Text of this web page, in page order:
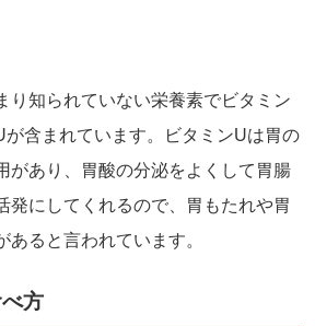
り知られていない栄養素でビタミン
含まれています。ビタミンUは胃の
があり、胃酸の分泌をよくして胃腸
発にしてくれるので、胃もたれや胃
ると言われています。
方